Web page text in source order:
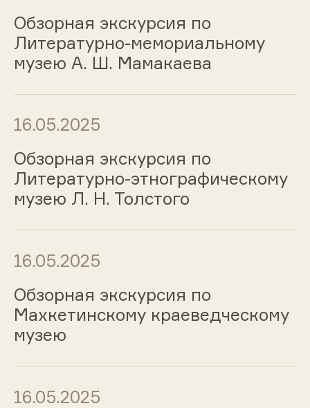
Обзорная экскурсия по
Литературно-мемориальному
музею А. Ш. Мамакаева
16.05.2025
Обзорная экскурсия по
Литературно-этнографическому
музею Л. Н. Толстого
16.05.2025
Обзорная экскурсия по
Махкетинскому краеведческому
музею
16.05.2025